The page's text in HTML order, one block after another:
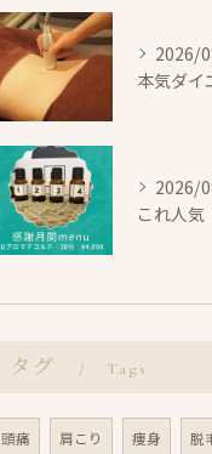
2026/
2026/
タグ Tags
頭痛 肩こり 痩身 脱